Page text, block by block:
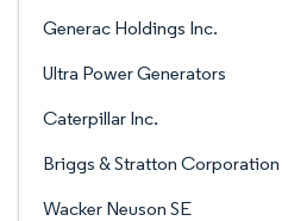
Generac Holdings Inc.
Ultra Power Generators
Caterpillar Inc.
Briggs & Stratton Corporation
Wacker Neuson SE